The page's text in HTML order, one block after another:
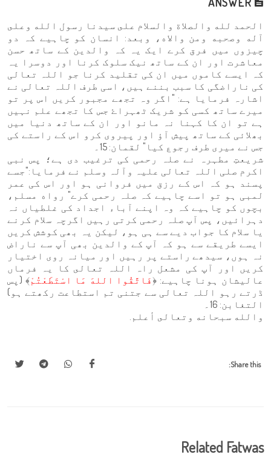
الحمد لله والصلاة والسلام على سيدنا رسول الله وعلى
آله وصحبه ومن والاه، وبعد: انسان کو چاہیے کہ دو
چیزوں میں فرق کرے ایک یہ کہ والدین کے ساتھ حسن
معاشرت اور ان کے ساتھ نیک سلوک کرنا اور دوسرا یہ
کہ ایسے کاموں میں ان کی تقلید کرنا جو اللہ تعالی
کی ناراضگی کا سبب بننے ہیں، اسی طرف اللہ تعالی نے
اشارہ فرمایا ہے: "اگر وہ تجھے مجبور کریں اس پر تو
میرے ساتھ کسی کو شریک ٹھہراۓ جس کا تجھے علم نہیں
ہے تو ان کا کہنا نہ مانو اور ان کے ساتھ دنیا میں
بھلائی کے ساتھ پیش آؤ اور پیروی کرو اس کے راستے کی
جس نے میری طرف رجوع کیا" لقمان: 15۔
شریعتِ مطہرہ نے صلہ رحمی کی ترغیب دی ہے؛ پس نبی
اکرم صلی اللہ تعالی علیہ وآلہ وسلم نے فرمایا:"جسے
پسند ہو کہ اس کے رزق میں فروانی ہو اور اس کی عمر
لمبی ہو تو اسے چاہیے کہ صلہ رحمی کرے" رواه مسلم،
بچوں کو چاہیے کہ وہ اپنے آباء اجداد کی غلطیاں نہ
دہرائیں، پس آپ صلہ رحمی کرتی رہیں اگرچہ سلام کرنے
یا سلام کا جواب دیے سے ہی ہو، لیکن یہ بھی کوشش کریں
ایسے طریقے سے ہو کہ آپ کے والدین بھی آپ سے ناراض
نہ ہوں، سیدھے راستے پر رہیں اور میانہ روی اختیار
کریں اور آپ کی مشعل راہ اللہ تعالى کا یہ فرماں
عالیشان ہونا چاہیے: ﴿فَاتَّقُوا اللهَ مَا اسْتَطَعْتُمْ﴾ (پس
ڈرتے رہو اللہ تعالی سے جتنی تم استطاعت رکھتے ہو)
التغابن: 16۔
والله سبحانه وتعالى أعلم.
Share this:
Related Fatwas